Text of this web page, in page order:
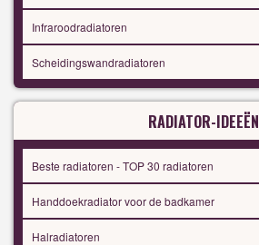
Infraroodradiatoren
Scheidingswandradiatoren
RADIATOR-IDEEËN
Beste radiatoren - TOP 30 radiatoren
Handdoekradiator voor de badkamer
Halradiatoren